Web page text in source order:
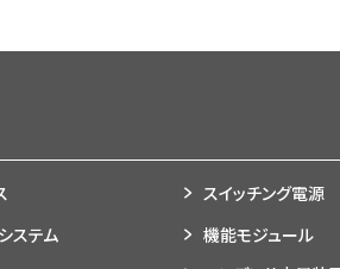
ステム
スイッチング電源
機能モジュール